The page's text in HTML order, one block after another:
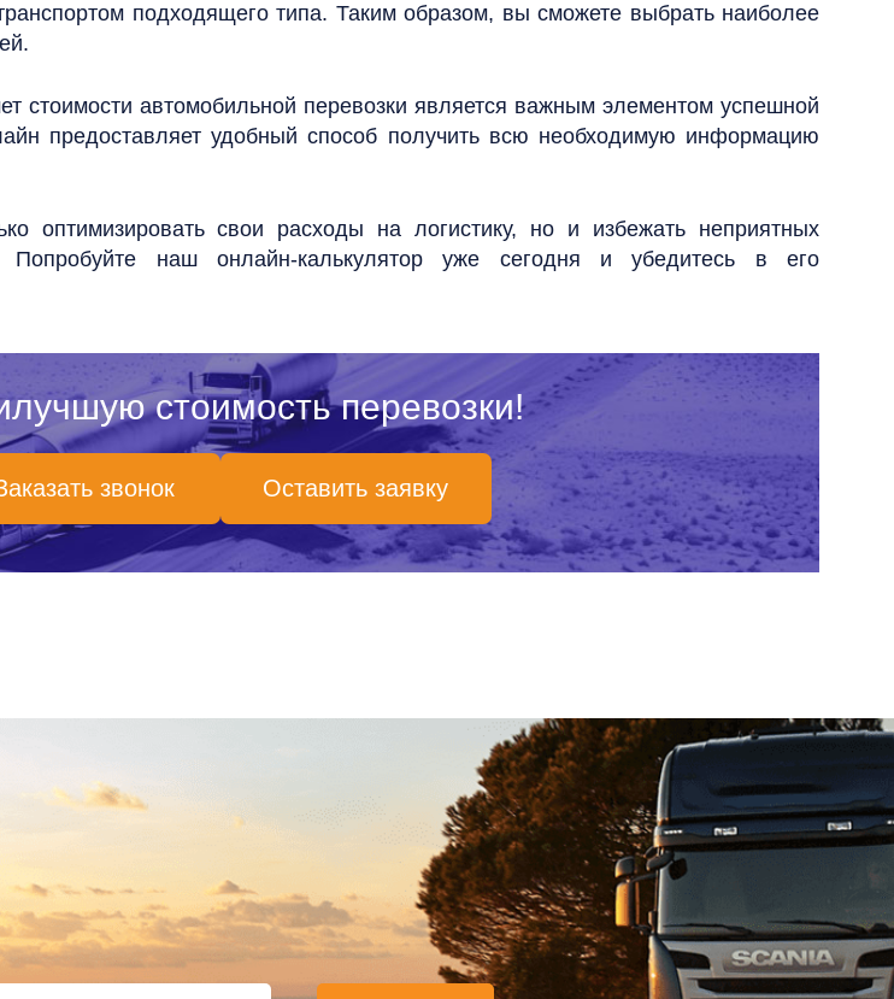
подходящего типа. Таким образом, вы сможете выбрать наиболее
стоимости автомобильной перевозки является важным элементом успешной
предоставляет удобный способ получить всю необходимую информацию
оптимизировать свои расходы на логистику, но и избежать неприятных
наш онлайн-калькулятор уже сегодня и убедитесь в его
стоимость перевозки!
звонок Оставить заявку